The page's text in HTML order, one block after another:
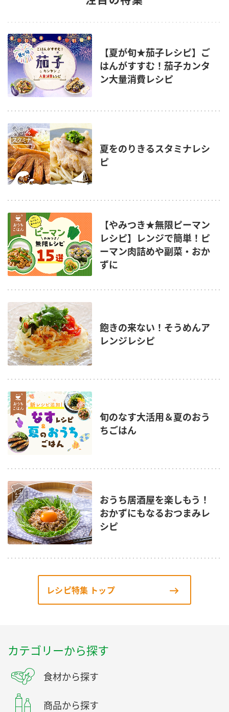
【夏が旬★茄子レシピ】ご
はんがすすむ！茄子カンタ
ン大量消費レシピ
夏をのりきるスタミナレシ
ピ
【やみつき★無限ピーマン
レシピ】レンジで簡単！ピ
ーマン肉詰めや副菜・おか
ずに
飽きの来ない！そうめんア
レンジレシピ
旬のなす大活用＆夏のおう
ちごはん
おうち居酒屋を楽しもう！
おかずにもなるおつまみレ
シピ
レシピ特集 トップ
カテゴリーから探す
食材から探す
商品から探す